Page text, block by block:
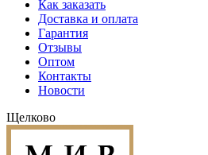
Как заказать
Доставка и оплата
Гарантия
Отзывы
Оптом
Контакты
Новости
Щелково